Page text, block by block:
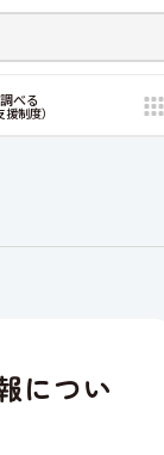
べる
制度）
につい